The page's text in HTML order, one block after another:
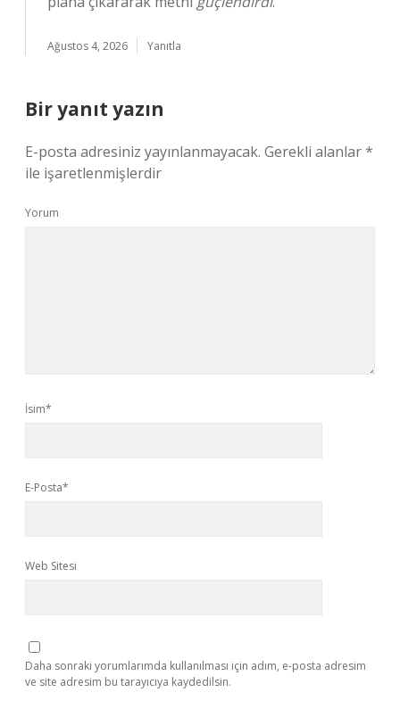
Ağustos 4, 2026 Yanıtla
Bir yanıt yazın
E-posta adresiniz yayınlanmayacak. Gerekli alanlar*
ile işaretlenmişlerdir
Yorum
İsim*
E-Posta*
Web Sitesi
Daha sonraki yorumlarımda kullanılması için adım, e-posta adresim
ve site adresim bu tarayıcıya kaydedilsin.